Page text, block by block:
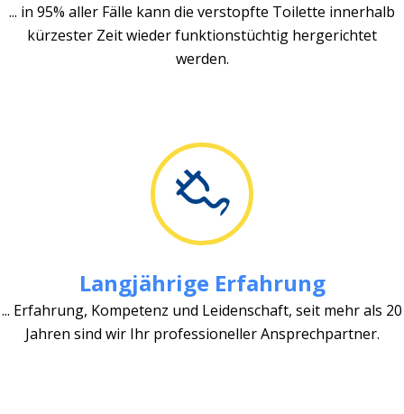
... in 95% aller Fälle kann die verstopfte Toilette innerhalb
kürzester Zeit wieder funktionstüchtig hergerichtet
werden.
Langjährige Erfahrung
... Erfahrung, Kompetenz und Leidenschaft, seit mehr als 20
Jahren sind wir Ihr professioneller Ansprechpartner.